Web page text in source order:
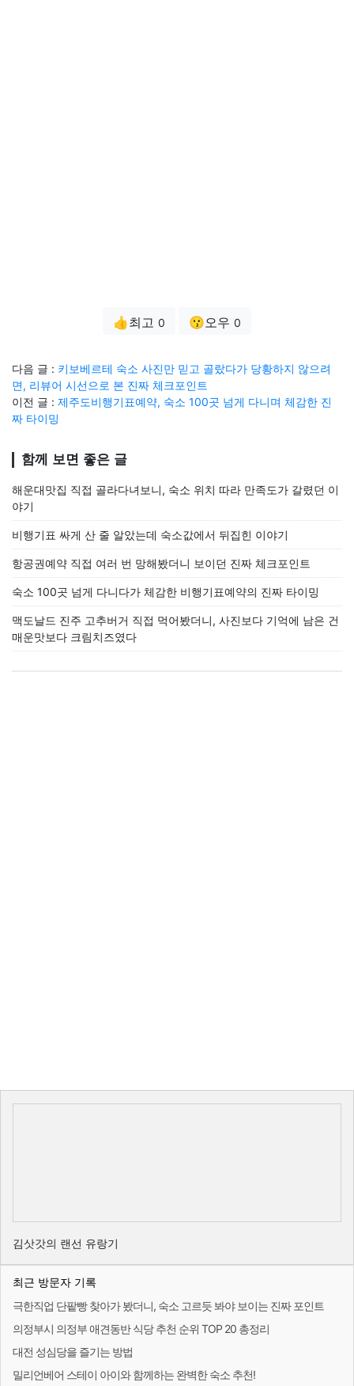
👍최고 0 😗오우 0
다음 글 : 키보베르테 숙소 사진만 믿고 골랐다가 당황하지 않으려
면, 리뷰어 시선으로 본 진짜 체크포인트
이전 글 : 제주도비행기표예약, 숙소 100곳 넘게 다니며 체감한 진
짜 타이밍
함께 보면 좋은 글
해운대맛집 직접 골라다녀보니, 숙소 위치 따라 만족도가 갈렸던 이
야기
비행기표 싸게 산 줄 알았는데 숙소값에서 뒤집힌 이야기
항공권예약 직접 여러 번 망해봤더니 보이던 진짜 체크포인트
숙소 100곳 넘게 다니다가 체감한 비행기표예약의 진짜 타이밍
맥도날드 진주 고추버거 직접 먹어봤더니, 사진보다 기억에 남은 건
매운맛보다 크림치즈였다
김삿갓의 랜선 유랑기
최근 방문자 기록
극한직업 단팥빵 찾아가 봤더니, 숙소 고르듯 봐야 보이는 진짜 포인트
의정부시 의정부 애견동반 식당 추천 순위 TOP 20 총정리
대전 성심당을 즐기는 방법
밀리언베어 스테이 아이와 함께하는 완벽한 숙소 추천!